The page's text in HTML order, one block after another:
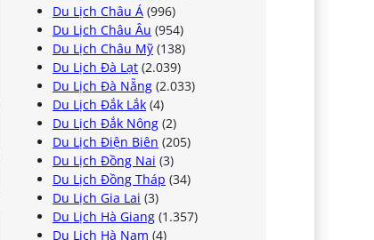
Du Lịch Châu Á (996)
Du Lịch Châu Âu (954)
Du Lịch Châu Mỹ (138)
Du Lịch Đà Lạt (2.039)
Du Lịch Đà Nẵng (2.033)
Du Lịch Đắk Lắk (4)
Du Lịch Đắk Nông (2)
Du Lịch Điện Biên (205)
Du Lịch Đồng Nai (3)
Du Lịch Đồng Tháp (34)
Du Lịch Gia Lai (3)
Du Lịch Hà Giang (1.357)
Du Lịch Hà Nam (4)